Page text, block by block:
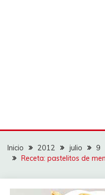
Inicio 2012 julio
9
Receta: pastelitos de